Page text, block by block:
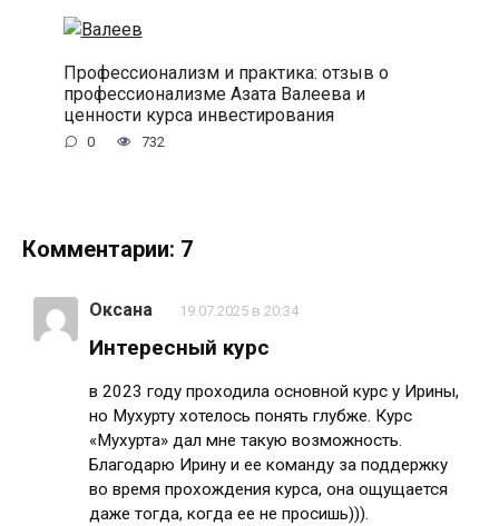
Профессионализм и практика: отзыв о
профессионализме Азата Валеева и
ценности курса инвестирования
0 732
Комментарии: 7
Оксана 19.07.2025 в 20:34
Интересный курс
в 2023 году проходила основной курс у Ирины,
но Мухурту хотелось понять глубже. Курс
«Мухурта» дал мне такую возможность.
Благодарю Ирину и ее команду за поддержку
во время прохождения курса, она ощущается
даже тогда, когда ее не просишь))).